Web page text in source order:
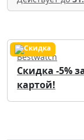
Bestwatch
Скидка -5%
картой!